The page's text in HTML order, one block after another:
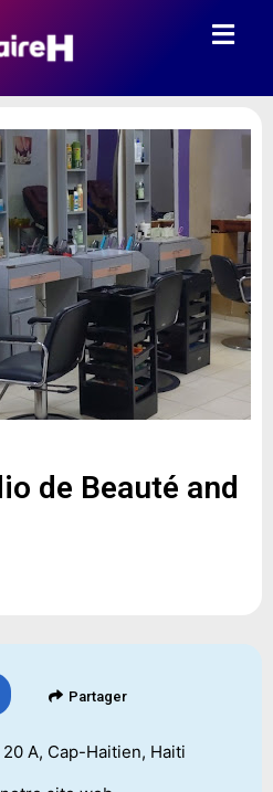
de Beauté and
Partager
20 A, Cap-Haitien, Haiti